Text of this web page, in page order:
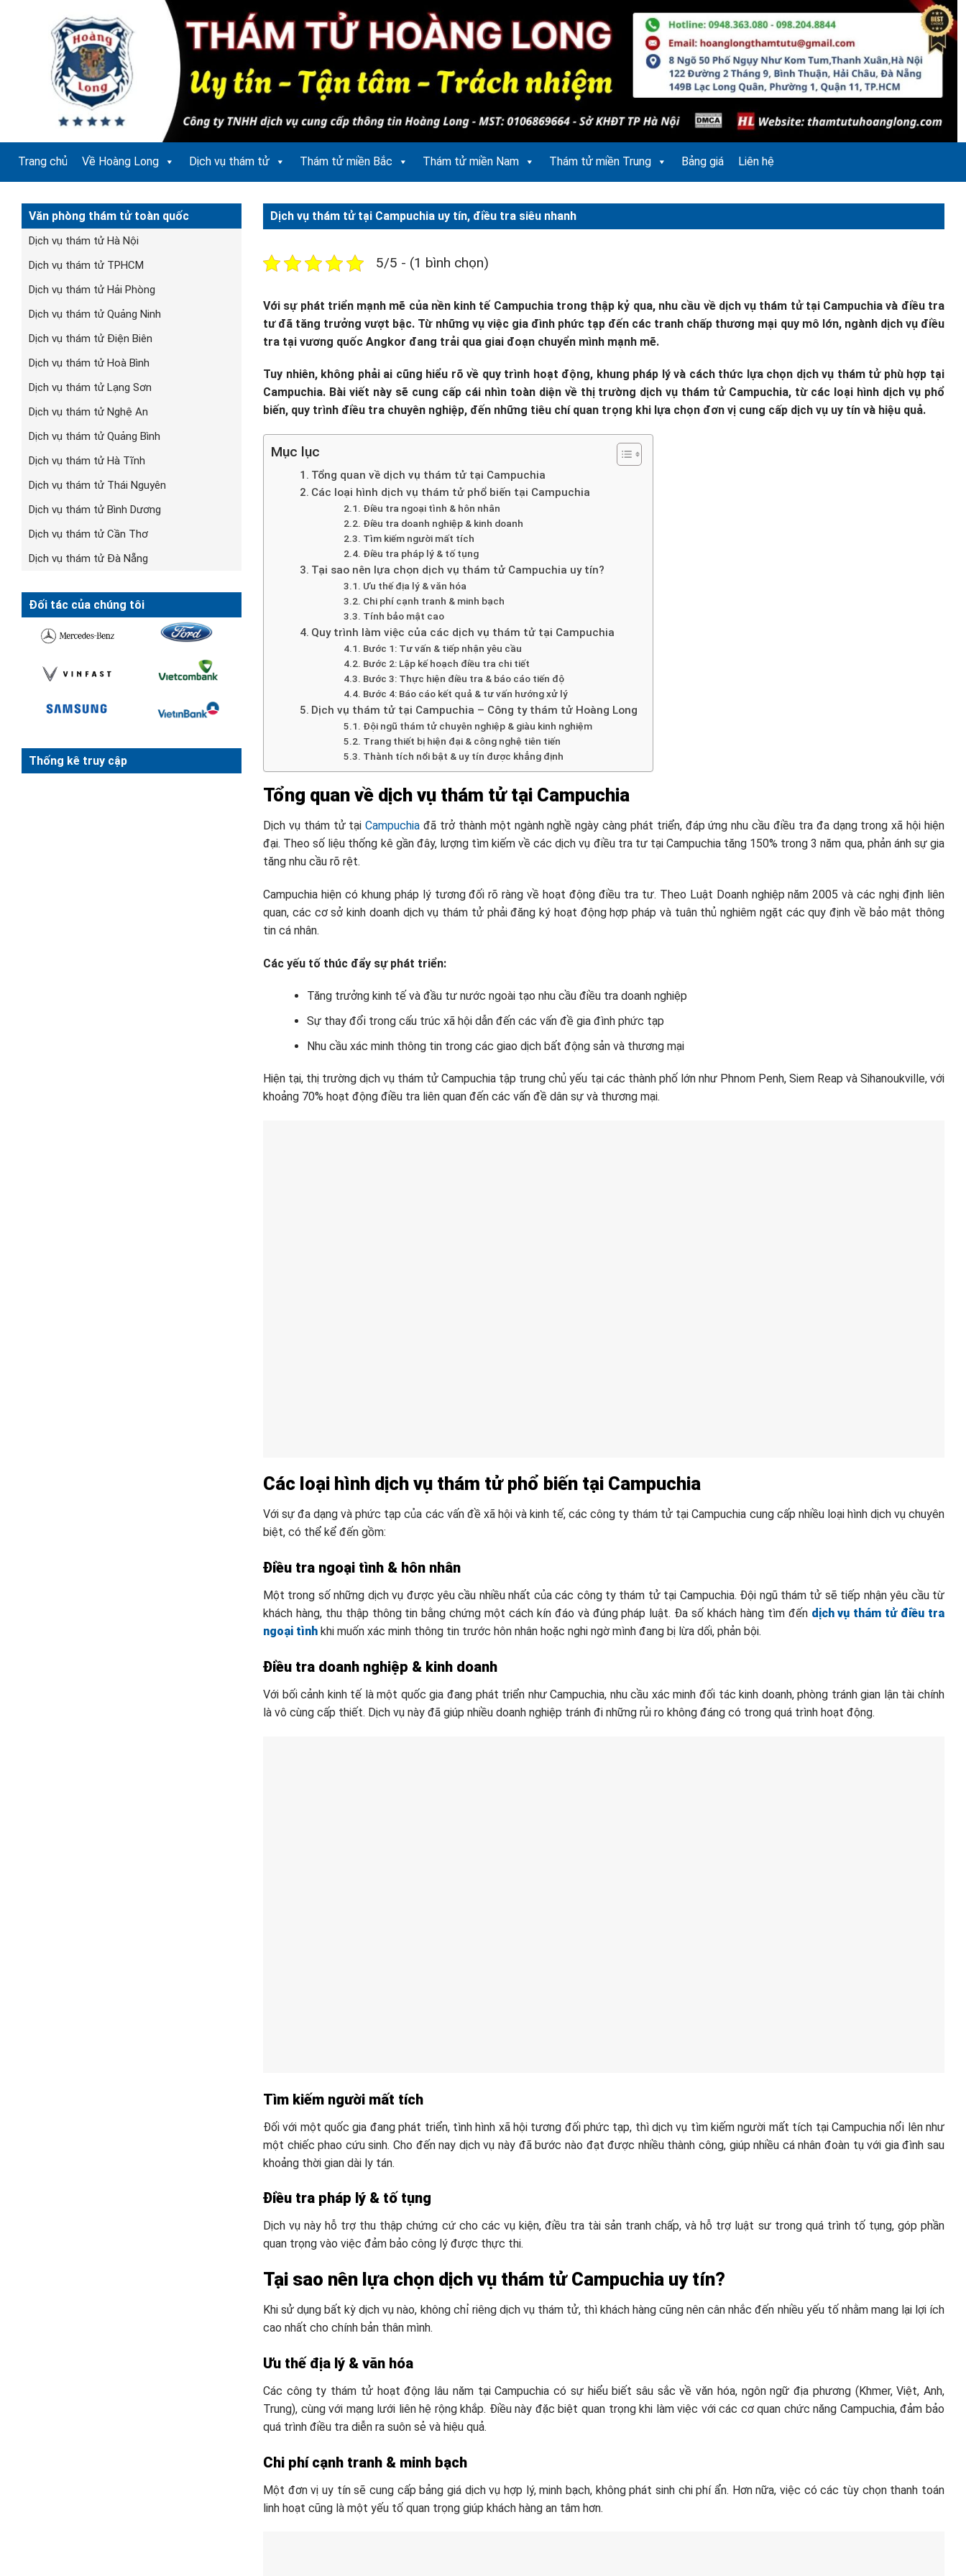
Trang chủ Về Hoàng Long Dịch vụ thám tử Thám tử miền Bắc Thám tử miền Nam Thám tử miền Trung Bảng giá Liên hệ
Văn phòng thám tử toàn quốc
Dịch vụ thám tử Hà Nội
Dịch vụ thám tử TPHCM
Dịch vụ thám tử Hải Phòng
Dịch vụ thám tử Quảng Ninh
Dịch vụ thám tử Điện Biên
Dịch vụ thám tử Hoà Bình
Dịch vụ thám tử Lạng Sơn
Dịch vụ thám tử Nghệ An
Dịch vụ thám tử Quảng Bình
Dịch vụ thám tử Hà Tĩnh
Dịch vụ thám tử Thái Nguyên
Dịch vụ thám tử Bình Dương
Dịch vụ thám tử Cần Thơ
Dịch vụ thám tử Đà Nẵng
Đối tác của chúng tôi
Thống kê truy cập
Dịch vụ thám tử tại Campuchia uy tín, điều tra siêu nhanh
5/5 - (1 bình chọn)
Với sự phát triển mạnh mẽ của nền kinh tế Campuchia trong thập kỷ qua, nhu cầu về dịch vụ thám tử tại Campuchia và điều tra
tư đã tăng trưởng vượt bậc. Từ những vụ việc gia đình phức tạp đến các tranh chấp thương mại quy mô lớn, ngành dịch vụ điều
tra tại vương quốc Angkor đang trải qua giai đoạn chuyển mình mạnh mẽ.
Tuy nhiên, không phải ai cũng hiểu rõ về quy trình hoạt động, khung pháp lý và cách thức lựa chọn dịch vụ thám tử phù hợp tại
Campuchia. Bài viết này sẽ cung cấp cái nhìn toàn diện về thị trường dịch vụ thám tử Campuchia, từ các loại hình dịch vụ phổ
biến, quy trình điều tra chuyên nghiệp, đến những tiêu chí quan trọng khi lựa chọn đơn vị cung cấp dịch vụ uy tín và hiệu quả.
Mục lục
Tổng quan về dịch vụ thám tử tại Campuchia
Các loại hình dịch vụ thám tử phổ biến tại Campuchia
Điều tra ngoại tình & hôn nhân
Điều tra doanh nghiệp & kinh doanh
Tìm kiếm người mất tích
Điều tra pháp lý & tố tụng
Tại sao nên lựa chọn dịch vụ thám tử Campuchia uy tín?
Ưu thế địa lý & văn hóa
Chi phí cạnh tranh & minh bạch
Tính bảo mật cao
Quy trình làm việc của các dịch vụ thám tử tại Campuchia
Bước 1: Tư vấn & tiếp nhận yêu cầu
Bước 2: Lập kế hoạch điều tra chi tiết
Bước 3: Thực hiện điều tra & báo cáo tiến độ
Bước 4: Báo cáo kết quả & tư vấn hướng xử lý
Dịch vụ thám tử tại Campuchia – Công ty thám tử Hoàng Long
Đội ngũ thám tử chuyên nghiệp & giàu kinh nghiệm
Trang thiết bị hiện đại & công nghệ tiên tiến
Thành tích nổi bật & uy tín được khẳng định
Tổng quan về dịch vụ thám tử tại Campuchia
Dịch vụ thám tử tạiCampuchia đã trở thành một ngành nghề ngày càng phát triển, đáp ứng nhu cầu điều tra đa dạng trong xã hội hiện
đại. Theo số liệu thống kê gần đây, lượng tìm kiếm về các dịch vụ điều tra tư tại Campuchia tăng 150% trong 3 năm qua, phản ánh sự gia
tăng nhu cầu rõ rệt.
Campuchia hiện có khung pháp lý tương đối rõ ràng về hoạt động điều tra tư. Theo Luật Doanh nghiệp năm 2005 và các nghị định liên
quan, các cơ sở kinh doanh dịch vụ thám tử phải đăng ký hoạt động hợp pháp và tuân thủ nghiêm ngặt các quy định về bảo mật thông
tin cá nhân.
Các yếu tố thúc đẩy sự phát triển:
Tăng trưởng kinh tế và đầu tư nước ngoài tạo nhu cầu điều tra doanh nghiệp
Sự thay đổi trong cấu trúc xã hội dẫn đến các vấn đề gia đình phức tạp
Nhu cầu xác minh thông tin trong các giao dịch bất động sản và thương mại
Hiện tại, thị trường dịch vụ thám tử Campuchia tập trung chủ yếu tại các thành phố lớn như Phnom Penh, Siem Reap và Sihanoukville, với
khoảng 70% hoạt động điều tra liên quan đến các vấn đề dân sự và thương mại.
Các loại hình dịch vụ thám tử phổ biến tại Campuchia
Với sự đa dạng và phức tạp của các vấn đề xã hội và kinh tế, các công ty thám tử tại Campuchia cung cấp nhiều loại hình dịch vụ chuyên
biệt, có thể kể đến gồm:
Điều tra ngoại tình & hôn nhân
Một trong số những dịch vụ được yêu cầu nhiều nhất của các công ty thám tử tại Campuchia. Đội ngũ thám tử sẽ tiếp nhận yêu cầu từ
khách hàng, thu thập thông tin bằng chứng một cách kín đáo và đúng pháp luật. Đa số khách hàng tìm đến dịch vụ thám tử điều tra
ngoại tình khi muốn xác minh thông tin trước hôn nhân hoặc nghi ngờ mình đang bị lừa dối, phản bội.
Điều tra doanh nghiệp & kinh doanh
Với bối cảnh kinh tế là một quốc gia đang phát triển như Campuchia, nhu cầu xác minh đối tác kinh doanh, phòng tránh gian lận tài chính
là vô cùng cấp thiết. Dịch vụ này đã giúp nhiều doanh nghiệp tránh đi những rủi ro không đáng có trong quá trình hoạt động.
Tìm kiếm người mất tích
Đối với một quốc gia đang phát triển, tình hình xã hội tương đối phức tạp, thì dịch vụ tìm kiếm người mất tích tại Campuchia nổi lên như
một chiếc phao cứu sinh. Cho đến nay dịch vụ này đã bước nào đạt được nhiều thành công, giúp nhiều cá nhân đoàn tụ với gia đình sau
khoảng thời gian dài ly tán.
Điều tra pháp lý & tố tụng
Dịch vụ này hỗ trợ thu thập chứng cứ cho các vụ kiện, điều tra tài sản tranh chấp, và hỗ trợ luật sư trong quá trình tố tụng, góp phần
quan trọng vào việc đảm bảo công lý được thực thi.
Tại sao nên lựa chọn dịch vụ thám tử Campuchia uy tín?
Khi sử dụng bất kỳ dịch vụ nào, không chỉ riêng dịch vụ thám tử, thì khách hàng cũng nên cân nhắc đến nhiều yếu tố nhằm mang lại lợi ích
cao nhất cho chính bản thân mình.
Ưu thế địa lý & văn hóa
Các công ty thám tử hoạt động lâu năm tại Campuchia có sự hiểu biết sâu sắc về văn hóa, ngôn ngữ địa phương (Khmer, Việt, Anh,
Trung), cùng với mạng lưới liên hệ rộng khắp. Điều này đặc biệt quan trọng khi làm việc với các cơ quan chức năng Campuchia, đảm bảo
quá trình điều tra diễn ra suôn sẻ và hiệu quả.
Chi phí cạnh tranh & minh bạch
Một đơn vị uy tín sẽ cung cấp bảng giá dịch vụ hợp lý, minh bạch, không phát sinh chi phí ẩn. Hơn nữa, việc có các tùy chọn thanh toán
linh hoạt cũng là một yếu tố quan trọng giúp khách hàng an tâm hơn.